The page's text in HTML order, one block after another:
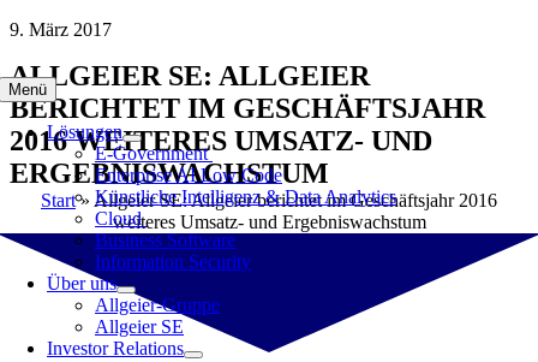
Zum
springen
Menü
Lösungen
E-Government
Enterprise AI Low Code
Künstliche Intelligenz & Data Analytics
Cloud
Business Software
Information Security
Über uns
Allgeier-Gruppe
Allgeier SE
Investor Relations
9. März 2017
ALLGEIER SE: ALLGEIER
BERICHTET IM GESCHÄFTSJAHR
2016 WEITERES UMSATZ- UND
ERGEBNISWACHSTUM
Start» Allgeier SE: Allgeier berichtet im Geschäftsjahr 2016
weiteres Umsatz- und Ergebniswachstum